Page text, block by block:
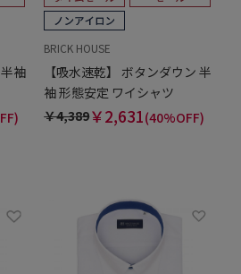
袖
BRICK HOUSE
【吸水速乾】 ボタンダウン 半
袖 形態安定 ワイシャツ
￥4,389￥2,631(40%OFF)